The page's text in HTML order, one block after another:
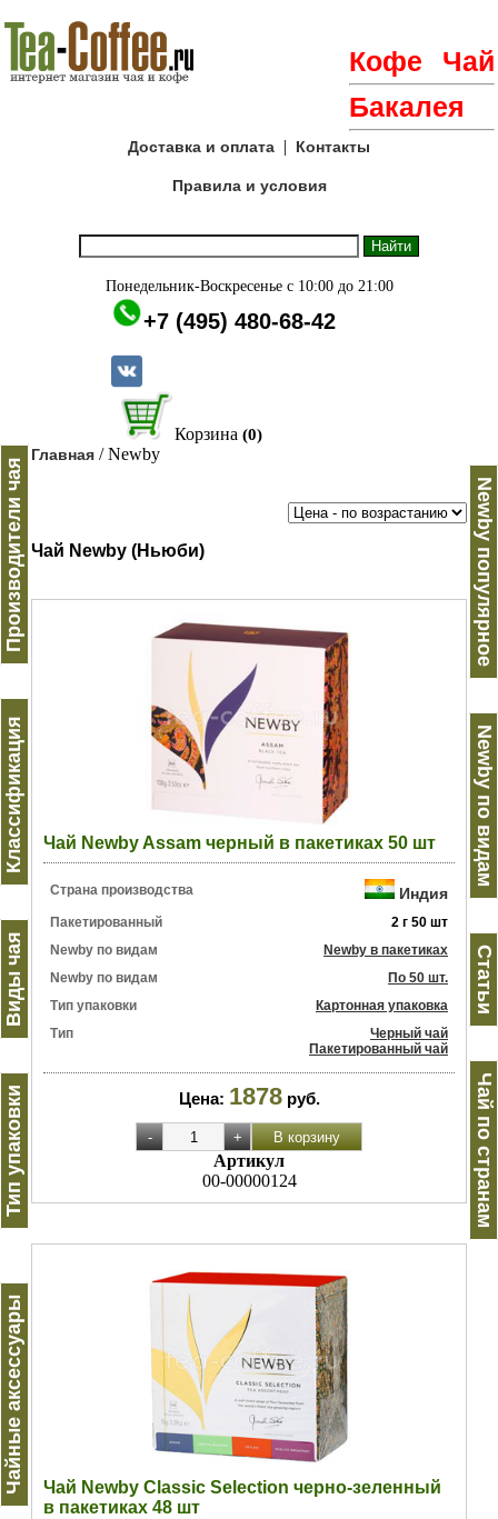
Кофе
Чай
Бакалея
Доставка и оплата | Контакты
Правила и условия
Понедельник-Воскресенье с 10:00 до 21:00
+7 (495) 480-68-42
Корзина (0)
Производители чая
Классификация
Виды чая
Тип упаковки
Чайные аксессуары
Главная / Newby
Чай Newby (Ньюби)
Чай Newby Assam черный в пакетиках 50 шт
Страна производства Индия
Пакетированный
2 г 50 шт
Newby по видам
Newby в пакетиках
Newby по видам
По 50 шт.
Тип упаковки
Картонная упаковка
Тип
Черный чай
Пакетированный чай
Цена: 1878 руб.
Артикул
00-00000124
Чай Newby Classic Selection черно-зеленный
в пакетиках 48 шт
Newby популярное
Newby по видам
Статьи
Чай по странам